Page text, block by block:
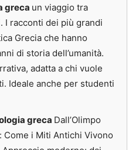
greca un viaggio tra
I racconti dei più grandi
Grecia che hanno
di storia dell’umanità.
adatta a chi vuole
Ideale anche per studenti
greca Dall’Olimpo
Come i Miti Antichi Vivono